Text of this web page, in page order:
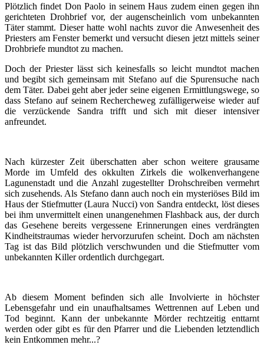
Plötzlich findet Don Paolo in seinem Haus zudem einen gegen ihn
gerichteten Drohbrief vor, der augenscheinlich vom unbekannten
Täter stammt. Dieser hatte wohl nachts zuvor die Anwesenheit des
Priesters am Fenster bemerkt und versucht diesen jetzt mittels seiner
Drohbriefe mundtot zu machen.
Doch der Priester lässt sich keinesfalls so leicht mundtot machen
und begibt sich gemeinsam mit Stefano auf die Spurensuche nach
dem Täter. Dabei geht aber jeder seine eigenen Ermittlungswege, so
dass Stefano auf seinem Rechercheweg zufälligerweise wieder auf
die verzückende Sandra trifft und sich mit dieser intensiver
anfreundet.
Nach kürzester Zeit überschatten aber schon weitere grausame
Morde im Umfeld des okkulten Zirkels die wolkenverhangene
Lagunenstadt und die Anzahl zugestellter Drohschreiben vermehrt
sich zusehends. Als Stefano dann auch noch ein mysteriöses Bild im
Haus der Stiefmutter (Laura Nucci) von Sandra entdeckt, löst dieses
bei ihm unvermittelt einen unangenehmen Flashback aus, der durch
das Gesehene bereits vergessene Erinnerungen eines verdrängten
Kindheitstraumas wieder hervorzurufen scheint. Doch am nächsten
Tag ist das Bild plötzlich verschwunden und die Stiefmutter vom
unbekannten Killer ordentlich durchgegart.
Ab diesem Moment befinden sich alle Involvierte in höchster
Lebensgefahr und ein unaufhaltsames Wettrennen auf Leben und
Tod beginnt. Kann der unbekannte Mörder rechtzeitig enttarnt
werden oder gibt es für den Pfarrer und die Liebenden letztendlich
kein Entkommen mehr...?